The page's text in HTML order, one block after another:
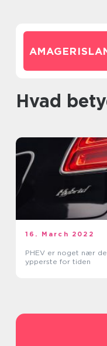
hvad
16. March 2022
PHEV er noget nær
ypperste for tiden